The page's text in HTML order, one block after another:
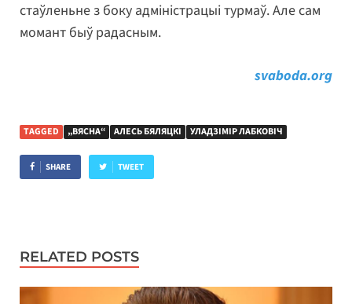
стаўленьне з боку адміністрацыі турмаў. Але сам
момант быў радасным.
svaboda.org
TAGGED „ВЯСНА“ АЛЕСЬ БЯЛЯЦКІ УЛАДЗІМІР ЛАБКОВІЧ
SHARE TWEET
RELATED POSTS